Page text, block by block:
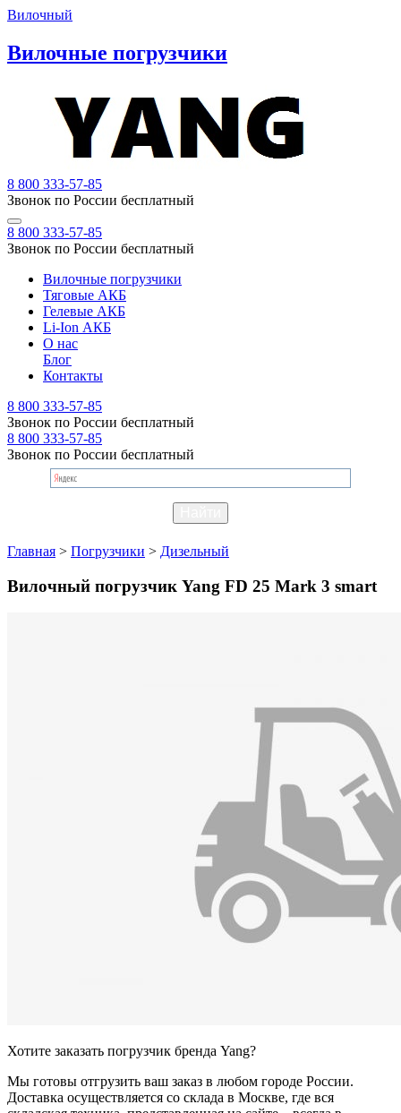
Вилочный
Вилочные погрузчики
8 800 333-57-85
Звонок по России бесплатный
8 800 333-57-85
Звонок по России бесплатный
Вилочные погрузчики
Тяговые АКБ
Гелевые АКБ
Li-Ion АКБ
О нас
Блог
Контакты
8 800 333-57-85
Звонок по России бесплатный
8 800 333-57-85
Звонок по России бесплатный
Главная > Погрузчики > Дизельный
Вилочный погрузчик Yang FD 25 Mark 3 smart
Хотите заказать погрузчик бренда Yang?
Мы готовы отгрузить ваш заказ в любом городе России.
Доставка осуществляется со склада в Москве, где вся